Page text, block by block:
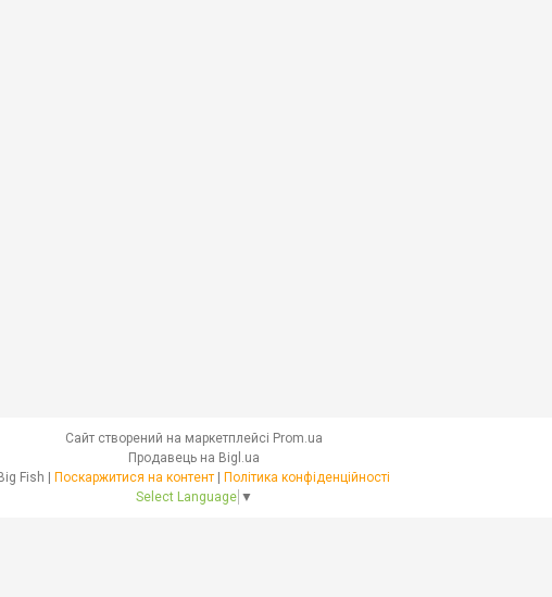
Сайт створений на маркетплейсі Prom.ua
Продавець на Bigl.ua
Big Fish | Поскаржитися на контент | Політика конфіденційності
Select Language ▼